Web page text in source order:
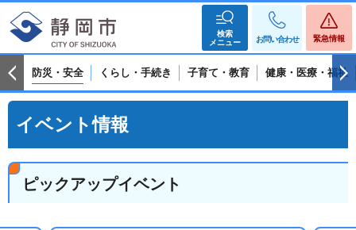
検索
メニュー
お問い合わせ 緊急情報
防災・安全 くらし・手続き 子育て・教育 健康・医療・福祉
イベント情報
ピックアップイベント